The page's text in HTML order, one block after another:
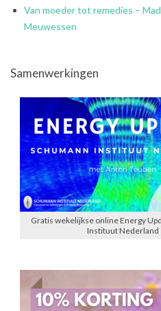
Van moeder tot remedies –
Meuwessen
Samenwerkingen
Gratis wekelijkse online Energy
Instituut Nederland